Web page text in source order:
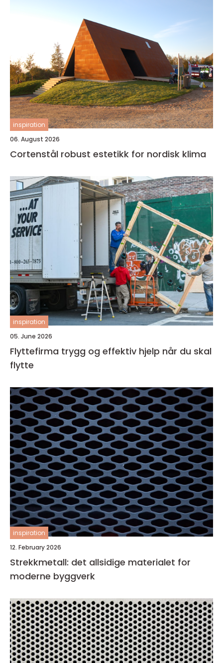
inspiration
06. August 2026
Cortenstål robust estetikk for nordisk klima
inspiration
05. June 2026
Flyttefirma trygg og effektiv hjelp når du skal
flytte
inspiration
12. February 2026
Strekkmetall: det allsidige materialet for
moderne byggverk